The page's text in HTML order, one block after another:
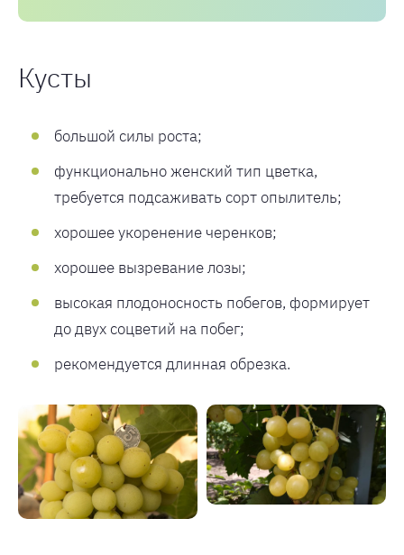
Кусты
большой силы роста;
функционально женский тип цветка,
требуется подсаживать сорт опылитель;
хорошее укоренение черенков;
хорошее вызревание лозы;
высокая плодоносность побегов, формирует
до двух соцветий на побег;
рекомендуется длинная обрезка.